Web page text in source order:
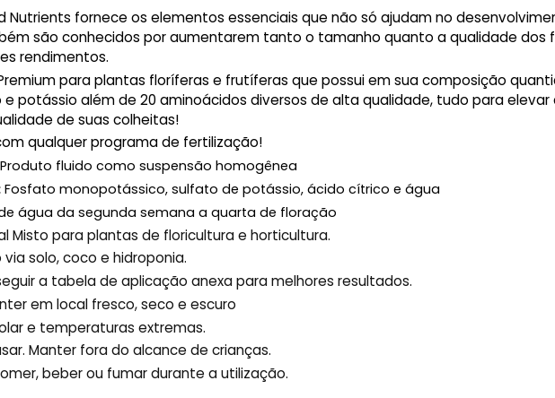
Nutrients fornece os elementos essenciais que não só ajudam no
são conhecidos por aumentarem tanto o tamanho quanto a qualidade dos
rendimentos.
para plantas floríferas e frutíferas que possui em sua composição
potássio além de 20 aminoácidos diversos de alta qualidade, tudo para elevar
de suas colheitas!
qualquer programa de fertilização!
Produto fluido como suspensão homogênea
Fosfato monopotássico, sulfato de potássio, ácido cítrico e água
água da segunda semana a quarta de floração
Misto para plantas de floricultura e horticultura.
solo, coco e hidroponia.
a tabela de aplicação anexa para melhores resultados.
em local fresco, seco e escuro
e temperaturas extremas.
Manter fora do alcance de crianças.
beber ou fumar durante a utilização.